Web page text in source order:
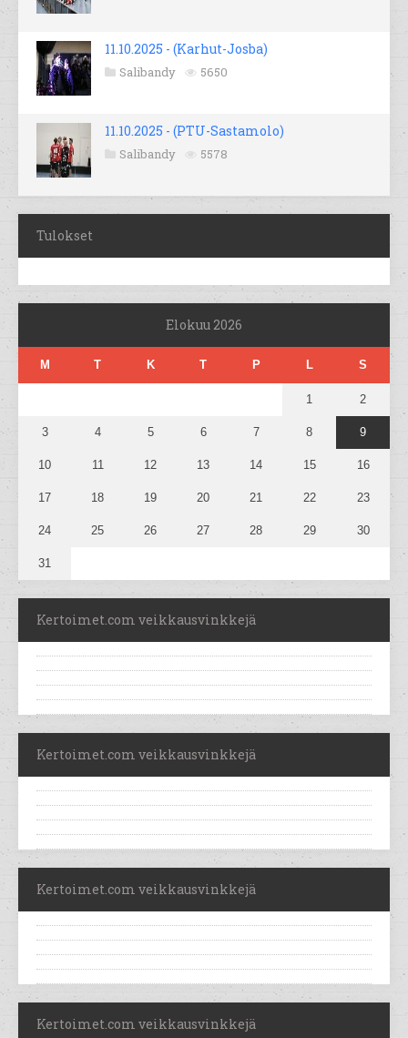
11.10.2025 - (Karhut-Josba)
Salibandy 5650
11.10.2025 - (PTU-Sastamolo)
Salibandy 5578
Tulokset
Elokuu 2026
M T K T P L S
1 2
3 4 5 6 7 8 9
10 11 12 13 14 15 16
17 18 19 20 21 22 23
24 25 26 27 28 29 30
31
Kertoimet.com veikkausvinkkejä
Kertoimet.com veikkausvinkkejä
Kertoimet.com veikkausvinkkejä
Kertoimet.com veikkausvinkkejä